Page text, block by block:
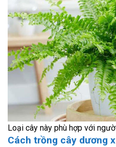
Loại cây này phù hợp với
Cách trồng cây dương